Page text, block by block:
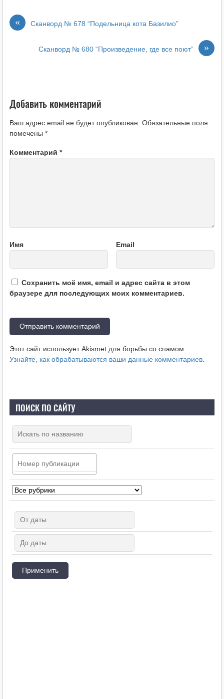
« Сканворд № 678 “Подельница кота Базилио”
»
Сканворд № 680 “Произведение, где все поют”
Добавить комментарий
Ваш адрес email не будет опубликован. Обязательные поля
помечены *
Комментарий *
Имя Email
Сохранить моё имя, email и адрес сайта в этом
браузере для последующих моих комментариев.
Этот сайт использует Akismet для борьбы со спамом.
Узнайте, как обрабатываются ваши данные комментариев.
ПОИСК ПО САЙТУ